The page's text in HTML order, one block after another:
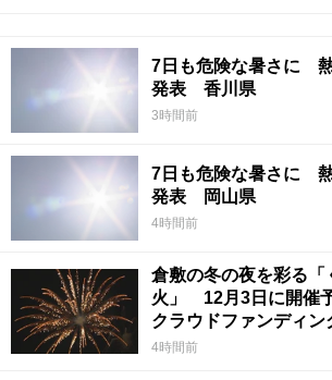
7日も危険な暑さに
発表 香川県
3時間前
7日も危険な暑さに
発表 岡山県
4時間前
倉敷の冬の夜を彩る「
火」 12月3日に開催
クラウドファンディン
4時間前